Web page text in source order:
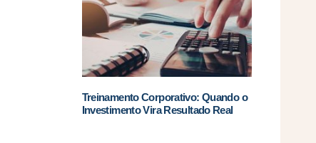
Treinamento Corporativo: Quando o
Investimento Vira Resultado Real